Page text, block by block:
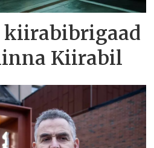
kiirabibrigaad
Kiirabil